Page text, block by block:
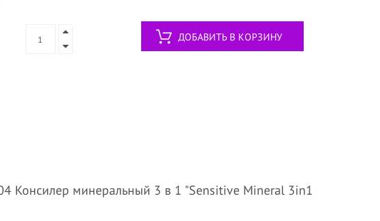
ДОБАВИТЬ В КОРЗИНУ
Консилер минеральный 3 в 1 "Sensitive Mineral 3in1